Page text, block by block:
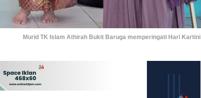
Murid TK Islam Athirah Bukit Baruga memperingati Hari Kartini